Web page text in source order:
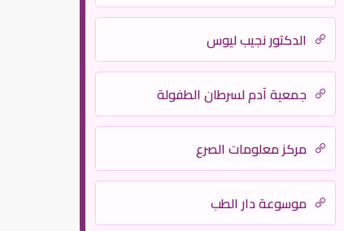
الدكتور نجيب ليوس
جمعية آدم لسرطان الطفولة
مركز معلومات الصرع
موسوعة دار الطب